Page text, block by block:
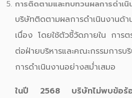
การติดตามและทบทวนผลการดำเนิ
บริษัทติดตามผลการดำเนินงานด้
เนื่อง โดยใช้ตัวชี้วัดภายใน การ
ต่อฝ่ายบริหารและคณะกรรมการบ
การดำเนินงานอย่างสม่ำเสมอ
ในปี 2568 บริษัทไม่พบข้อร้อ